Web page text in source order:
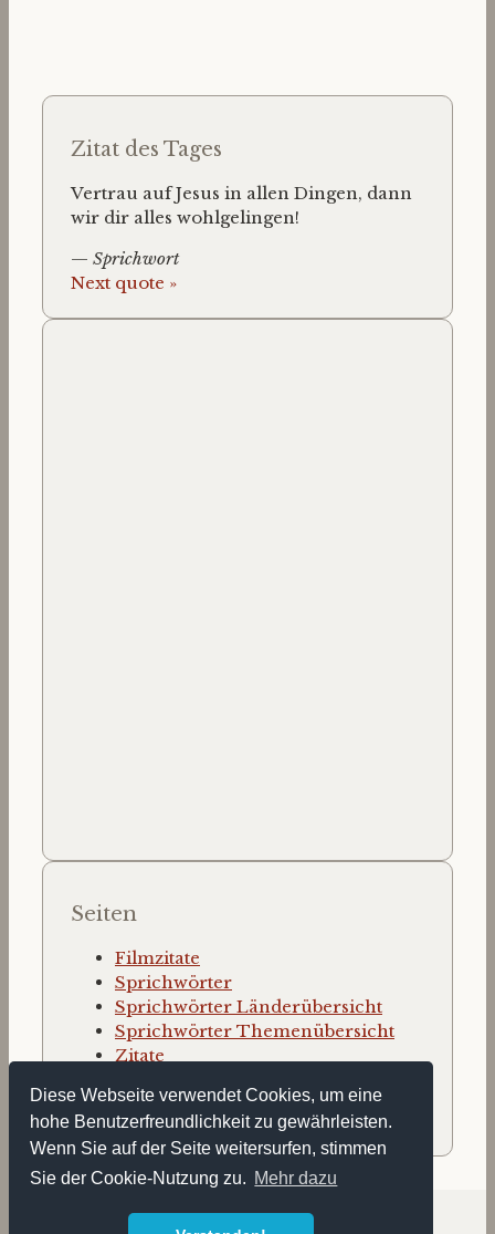
Diese Webseite verwendet Cookies, um eine
hohe Benutzerfreundlichkeit zu gewährleisten.
Wenn Sie auf der Seite weitersurfen, stimmen
Sie der Cookie-Nutzung zu. Mehr dazu
Zitat des Tages
Vertrau auf Jesus in allen Dingen, dann
wir dir alles wohlgelingen!
— Sprichwort
Next quote »
Seiten
Filmzitate
Sprichwörter
Sprichwörter Länderübersicht
Sprichwörter Themenübersicht
Zitate
Zitate nach Thema
© 2026 zitate-web.de •Impressum